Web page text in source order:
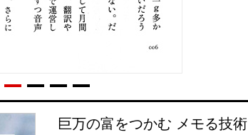
巨万の富をつかむ メモる技術